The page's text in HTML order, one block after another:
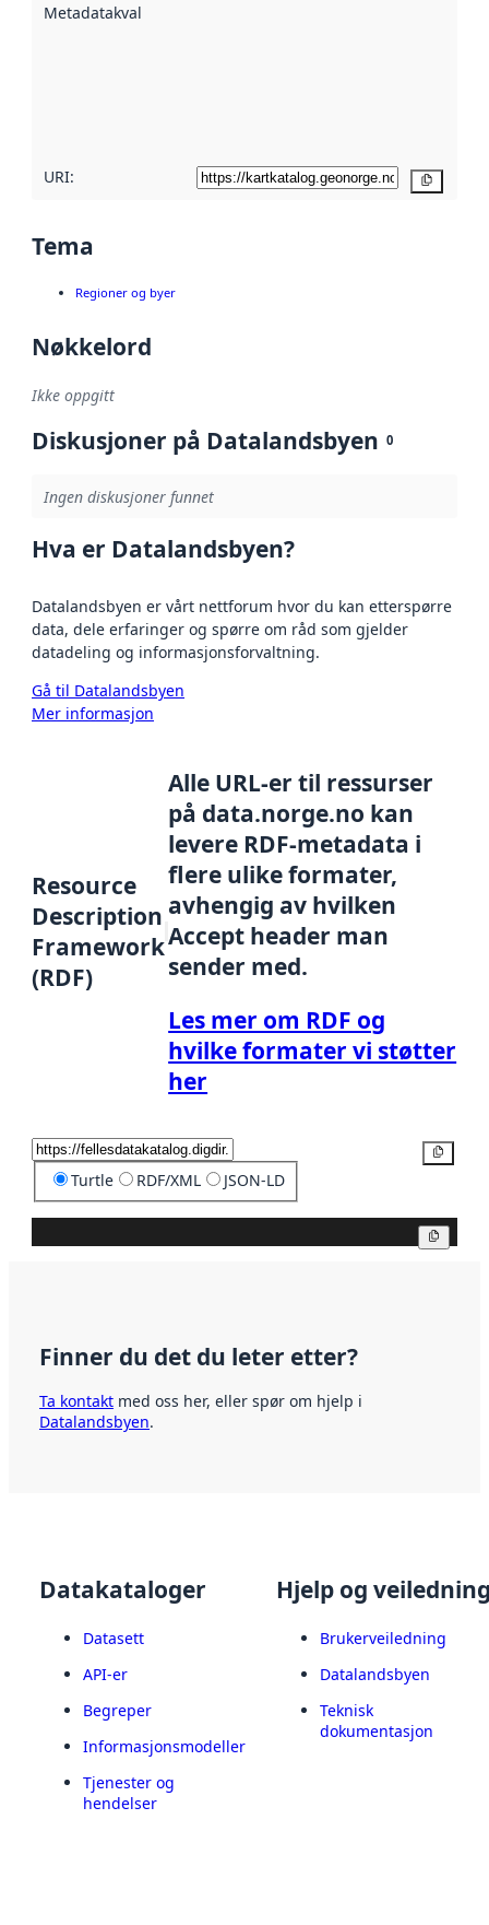
Metadatakvalitet
URI:
Tema
Regioner og byer
Nøkkelord
Ikke oppgitt
Diskusjoner på Datalandsbyen 0
Ingen diskusjoner funnet
Hva er Datalandsbyen?
Datalandsbyen er vårt nettforum hvor du kan etterspørre
data, dele erfaringer og spørre om råd som gjelder
datadeling og informasjonsforvaltning.
Gå til Datalandsbyen
Mer informasjon
Resource
Description
Framework
(RDF)
Alle URL-er til ressurser
på data.norge.no kan
levere RDF-metadata i
flere ulike formater,
avhengig av hvilken
Accept header man
sender med.
Les mer om RDF og
hvilke formater vi støtter
her
Turtle RDF/XML JSON-LD
Finner du det du leter etter?
Ta kontakt med oss her, eller spør om hjelp i
Datalandsbyen.
Datakataloger
Datasett
API-er
Begreper
Informasjonsmodeller
Tjenester og
hendelser
Hjelp og
Brukerveiledning
Datalandsbyen
Teknisk
dokumentasjon